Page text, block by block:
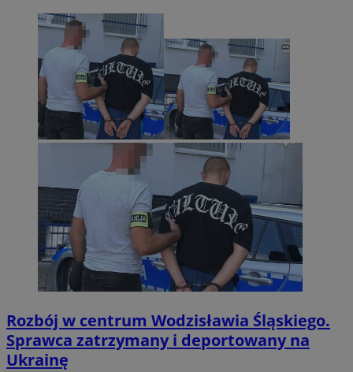
Rozbój w centrum Wodzisławia Śląskiego.
Sprawca zatrzymany i deportowany na
Ukrainę